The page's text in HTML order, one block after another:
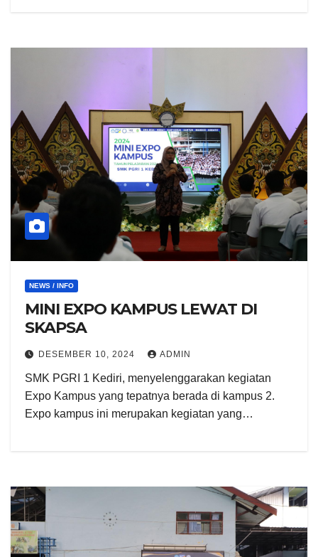
NEWS / INFO
MINI EXPO KAMPUS LEWAT DI
SKAPSA
DESEMBER 10, 2024 ADMIN
SMK PGRI 1 Kediri, menyelenggarakan kegiatan
Expo Kampus yang tepatnya berada di kampus 2.
Expo kampus ini merupakan kegiatan yang…